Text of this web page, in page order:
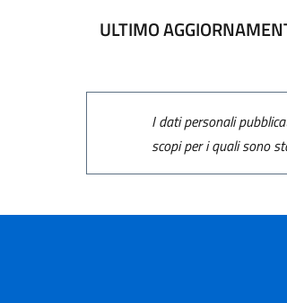
ULTIMO
I dati personali
scopi per i quali sono